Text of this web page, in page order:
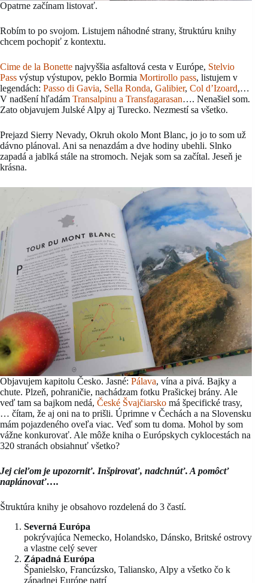
Opatrne začínam listovať.
Robím to po svojom. Listujem náhodné strany, štruktúru knihy
chcem pochopiť z kontextu.
Cime de la Bonette najvyššia asfaltová cesta v Európe, Stelvio
Pass výstup výstupov, peklo Bormia Mortirollo pass, listujem v
legendách: Passo di Gavia, Sella Ronda, Galibier, Col d’Izoard,…
V nadšení hľadám Transalpinu a Transfagarasan…. Nenašiel som.
Zato objavujem Julské Alpy aj Turecko. Nezmestí sa všetko.
Prejazd Sierry Nevady, Okruh okolo Mont Blanc, jo jo to som už
dávno plánoval. Ani sa nenazdám a dve hodiny ubehli. Slnko
zapadá a jablká stále na stromoch. Nejak som sa začítal. Jeseň je
krásna.
Objavujem kapitolu Česko. Jasné: Pálava, vína a pivá. Bajky a
chute. Plzeň, pohraničie, nachádzam fotku Prašickej brány. Ale
veď tam sa bajkom nedá, České Švajčiarsko má špecifické trasy,
… čítam, že aj oni na to prišli. Úprimne v Čechách a na Slovensku
mám pojazdeného oveľa viac. Veď som tu doma. Mohol by som
vážne konkurovať. Ale môže kniha o Európskych cyklocestách na
320 stranách obsiahnuť všetko?
Jej cieľom je upozorniť. Inšpirovať, nadchnúť. A pomôcť
naplánovať….
Štruktúra knihy je obsahovo rozdelená do 3 častí.
Severná Európa
pokrývajúca Nemecko, Holandsko, Dánsko, Britské ostrovy
a vlastne celý sever
Západná Európa
Španielsko, Francúzsko, Taliansko, Alpy a všetko čo k
západnej Európe patrí